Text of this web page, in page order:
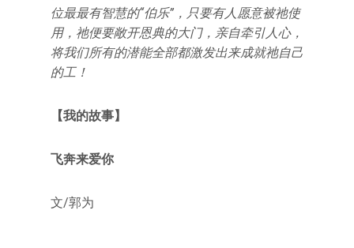
位最最有智慧的“伯乐”，只要有人愿意被祂使
用，祂便要敞开恩典的大门，亲自牵引人心，
将我们所有的潜能全部都激发出来成就祂自己
的工！
【我的故事】
飞奔来爱你
文/郭为